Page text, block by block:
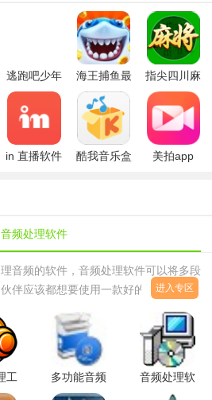
逃跑吧少年
九游版最新
版
海王捕鱼最
新版官方正
版
指尖四川麻
将app最新
版
in 直播软件 酷我音乐盒 美拍app
音频处理软件
音频的软件，音频处理软件可以将多段
伴应该都想要使用一款好的音频处理软
来西西音频处理软件专区看看吧！
进入专区
工
多功能音频
处理
音频处理软
件(CD Rip